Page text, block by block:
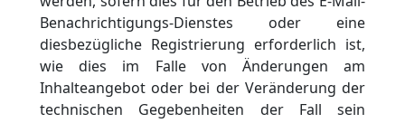
Benachrichtigungs-Dienstes oder eine
diesbezügliche Registrierung erforderlich ist,
wie dies im Falle von Änderungen am
Inhalteangebot oder bei der Veränderung der
technischen Gegebenheiten der Fall sein